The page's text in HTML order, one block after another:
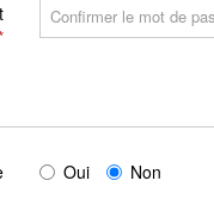
Oui Non